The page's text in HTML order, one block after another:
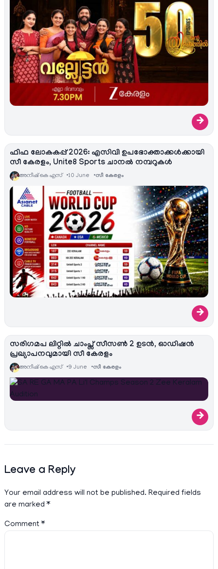
→
ഫിഫ ലോകകപ്പ് 2026: എസിവി ഉപഭോക്താക്കൾക്കായി
സീ കേരളം, Unite8 Sports ചാനൽ നമ്പറുകൾ
അനീഷ്‌ കെ എസ് 10 June സീ കേരളം
→
സരിഗമപ ലിറ്റിൽ ചാംപ്സ് സീസൺ 2 ഉടൻ, ഓഡിഷൻ
പ്രഖ്യാപനവുമായി സീ കേരളം
അനീഷ്‌ കെ എസ് 9 June സീ കേരളം
→
Leave a Reply
Your email address will not be published. Required fields
are marked*
Comment*